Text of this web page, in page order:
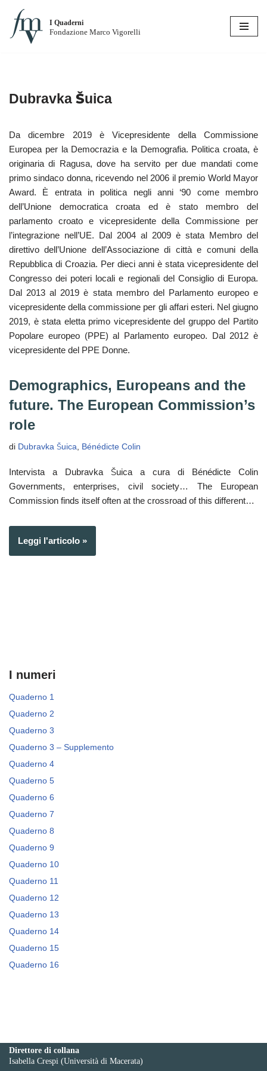
Vai
I Quaderni
Fondazione Marco Vigorelli
Dubravka Šuica
Da dicembre 2019 è Vicepresidente della Commissione
Europea per la Democrazia e la Demografia. Politica croata, è
originaria di Ragusa, dove ha servito per due mandati come
primo sindaco donna, ricevendo nel 2006 il premio World Mayor
Award. È entrata in politica negli anni ‘90 come membro
dell’Unione democratica croata ed è stato membro del
parlamento croato e vicepresidente della Commissione per
l’integrazione nell’UE. Dal 2004 al 2009 è stata Membro del
direttivo dell’Unione dell’Associazione di città e comuni della
Repubblica di Croazia. Per dieci anni è stata vicepresidente del
Congresso dei poteri locali e regionali del Consiglio di Europa.
Dal 2013 al 2019 è stata membro del Parlamento europeo e
vicepresidente della commissione per gli affari esteri. Nel giugno
2019, è stata eletta primo vicepresidente del gruppo del Partito
Popolare europeo (PPE) al Parlamento europeo. Dal 2012 è
vicepresidente del PPE Donne.
Demographics, Europeans and the
future. The European Commission’s
role
di Dubravka Šuica, Bénédicte Colin
Intervista a Dubravka Šuica a cura di Bénédicte Colin
Governments, enterprises, civil society… The European
Commission finds itself often at the crossroad of this different…
Leggi l'articolo »
I numeri
Quaderno 1
Quaderno 2
Quaderno 3
Quaderno 3 – Supplemento
Quaderno 4
Quaderno 5
Quaderno 6
Quaderno 7
Quaderno 8
Quaderno 9
Quaderno 10
Quaderno 11
Quaderno 12
Quaderno 13
Quaderno 14
Quaderno 15
Quaderno 16
Direttore di collana
Isabella Crespi (Università di Macerata)